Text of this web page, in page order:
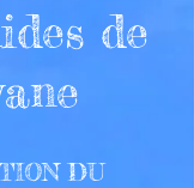
de
DU